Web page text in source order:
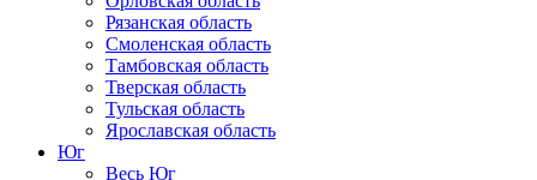
Рязанская область
Смоленская область
Тамбовская область
Тверская область
Тульская область
Ярославская область
Юг
Весь Юг